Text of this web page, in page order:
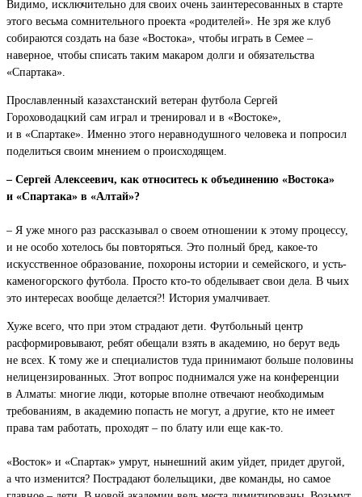
Видимо, исключительно для своих очень заинтересованных в старте
этого весьма сомнительного проекта «родителей». Не зря же клуб
собираются создать на базе «Востока», чтобы играть в Семее –
наверное, чтобы списать таким макаром долги и обязательства
«Спартака».
Прославленный казахстанский ветеран футбола Сергей
Гороховодацкий сам играл и тренировал и в «Востоке»,
и в «Спартаке». Именно этого неравнодушного человека и попросил
поделиться своим мнением о происходящем.
– Сергей Алексеевич, как относитесь к объединению «Востока»
и «Спартака» в «Алтай»?
– Я уже много раз рассказывал о своем отношении к этому процессу,
и не особо хотелось бы повторяться. Это полный бред, какое-то
искусственное образование, похороны истории и семейского, и усть-
каменогорского футбола. Просто кто-то обделывает свои дела. В чьих
это интересах вообще делается?! История умалчивает.
Хуже всего, что при этом страдают дети. Футбольный центр
расформировывают, ребят обещали взять в академию, но берут ведь
не всех. К тому же и специалистов туда принимают больше половины
нелицензированных. Этот вопрос поднимался уже на конференции
в Алматы: многие люди, которые вполне отвечают необходимым
требованиям, в академию попасть не могут, а другие, кто не имеет
права там работать, проходят – по блату или еще как-то.
«Восток» и «Спартак» умрут, нынешний аким уйдет, придет другой,
а что изменится? Пострадают болельщики, две команды, но самое